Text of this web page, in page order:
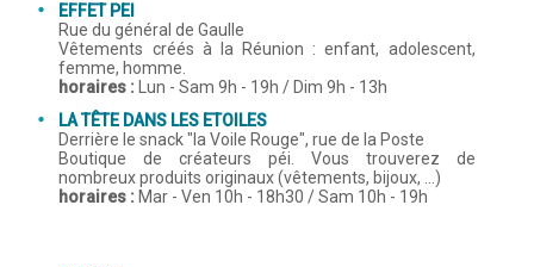
EFFET PEI
Rue du général de Gaulle
Vêtements créés à la Réunion : enfant, adolescent,
femme, homme.
horaires :
Lun - Sam 9h - 19h / Dim 9h - 13h
LA TÊTE DANS LES ETOILES
Derrière le snack "la Voile Rouge", rue de la Poste
Boutique de créateurs péi. Vous trouverez de
nombreux produits originaux (vêtements, bijoux, ...)
horaires : Mar - Ven 10h - 18h30 / Sam 10h - 19h